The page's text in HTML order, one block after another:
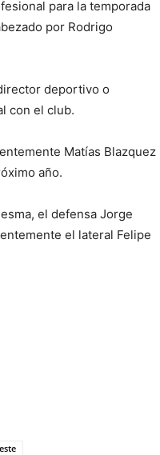
para la temporada
por Rodrigo
deportivo o
con el club.
Matías Blazquez
año.
el defensa Jorge
el lateral Felipe